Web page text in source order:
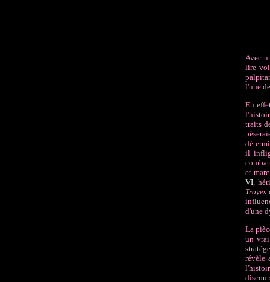
Avec
lire
l'une
En
traits
il
et
VI,
Troyes
d'une
La
un
révèle